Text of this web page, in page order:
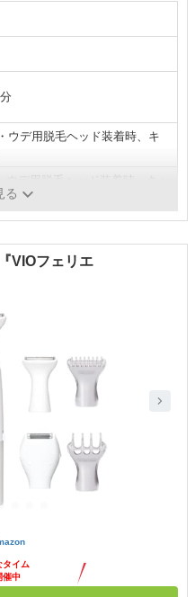
ウデ用脱毛ヘッド装着時、キ
る
VIOフェリエ
タイム
催中